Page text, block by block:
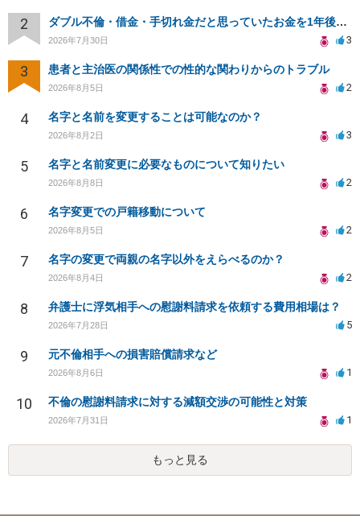
2 ダブル不倫・借金・手切れ金だと思っていたお金を1年後いまさら脅迫罪として通知書が来てまとめて請求
2026年7月30日 3
3 患者と主治医の関係性での性的な関わりからのトラブル
2026年8月5日 2
4 名字と名前を変更することは可能なのか？
2026年8月2日 3
5 名字と名前変更に必要なものについて知りたい
2026年8月8日 2
6 名字変更での戸籍移動について
2026年8月5日 2
7 名字の変更で両親の名字以外をえらべるのか？
2026年8月4日 2
8 弁護士に浮気相手への慰謝料請求を依頼する費用相場は？
2026年7月28日 5
9 元不倫相手への損害賠償請求など
2026年8月6日 1
10 不倫の慰謝料請求に対する減額交渉の可能性と対策
2026年7月31日 1
もっと見る